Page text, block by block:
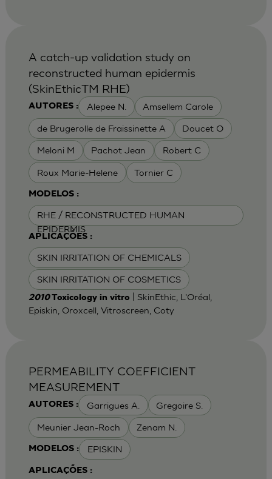
AUTORES : Alepee N. Amsellem Carole
de Brugerolle de Fraissinette A Doucet O
Meloni M Pachot Jean Robert C
Roux Marie-Helene Tornier C
MODELOS :
RHE / RECONSTRUCTED HUMAN
EPIDERMIS
APLICAÇÕES :
SKIN IRRITATION OF CHEMICALS
SKIN IRRITATION OF COSMETICS
A catch-up validation study on
reconstructed human epidermis
(SkinEthicTM RHE)
2010Toxicology in vitro
| SkinEthic, L'Oréal,
Episkin, Oroxcell, Vitroscreen, Coty
AUTORES : Garrigues A. Gregoire S.
Meunier Jean-Roch Zenam N.
MODELOS : EPISKIN
APLICAÇÕES :
PERMEABILITY COEFFICIENT
MEASUREMENT